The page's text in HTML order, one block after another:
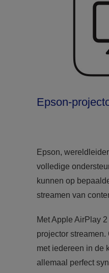
Epson-
Epson,
volledige
kunnen op
streamen van
Met Apple AirPlay
projector
met iedereen in de
allemaal perfect